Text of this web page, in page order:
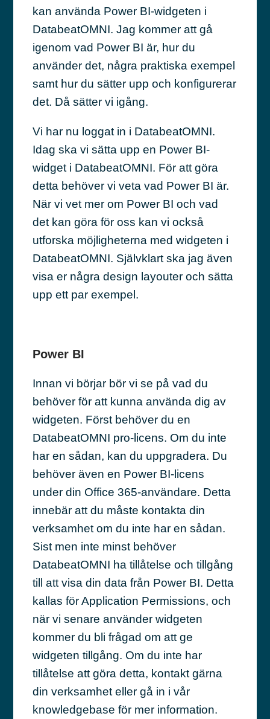
kan använda Power BI-widgeten i
DatabeatOMNI. Jag kommer att gå
igenom vad Power BI är, hur du
använder det, några praktiska exempel
samt hur du sätter upp och konfigurerar
det. Då sätter vi igång.
Vi har nu loggat in i DatabeatOMNI.
Idag ska vi sätta upp en Power BI-
widget i DatabeatOMNI. För att göra
detta behöver vi veta vad Power BI är.
När vi vet mer om Power BI och vad
det kan göra för oss kan vi också
utforska möjligheterna med widgeten i
DatabeatOMNI. Självklart ska jag även
visa er några design layouter och sätta
upp ett par exempel.
Power BI
Innan vi börjar bör vi se på vad du
behöver för att kunna använda dig av
widgeten. Först behöver du en
DatabeatOMNI pro-licens. Om du inte
har en sådan, kan du uppgradera. Du
behöver även en Power BI-licens
under din Office 365-användare. Detta
innebär att du måste kontakta din
verksamhet om du inte har en sådan.
Sist men inte minst behöver
DatabeatOMNI ha tillåtelse och tillgång
till att visa din data från Power BI. Detta
kallas för Application Permissions, och
när vi senare använder widgeten
kommer du bli frågad om att ge
widgeten tillgång. Om du inte har
tillåtelse att göra detta, kontakt gärna
din verksamhet eller gå in i vår
knowledgebase för mer information.